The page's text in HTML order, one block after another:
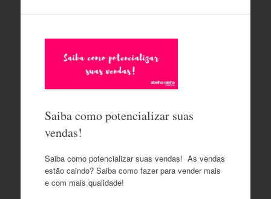
Saiba como potencializar suas
vendas!
Saiba como potencializar suas vendas! As vendas
estão caindo? Saiba como fazer para vender mais
e com mais qualidade!